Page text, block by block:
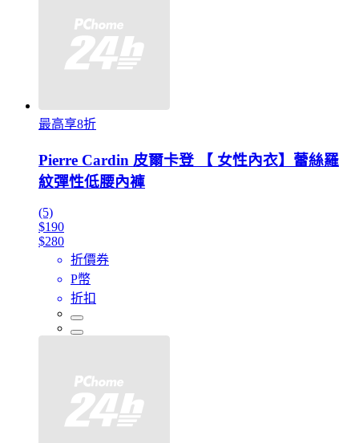
最高享8折
Pierre Cardin 皮爾卡登 【 女性內衣】蕾絲羅
紋彈性低腰內褲
(5)
$190
$280
折價券
P幣
折扣